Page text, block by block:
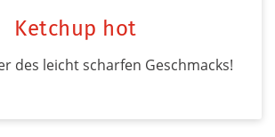
Ketchup hot
des leicht scharfen Geschmacks!